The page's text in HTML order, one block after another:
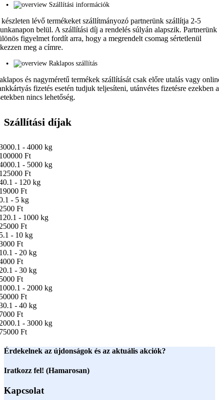
Szállítási információk
lévő termékeket szállítmányozó partnerünk szállítja 2-5
belül. A szállítási díj a rendelés súlyán alapszik. Partnerünk
figyelmet fordít arra, hogy a megrendelt csomag sértetlenül
meg a címre.
Raklapos szállítás
és nagyméretű termékek szállítását csak előre utalás vagy
fizetés esetén tudjuk teljesíteni, utánvétes fizetésre ezekben
nincs lehetőség.
Szállítási díjak
- 4000 kg
Ft
- 5000 kg
Ft
- 120 kg
Ft
- 5 kg
Ft
- 1000 kg
Ft
- 10 kg
Ft
- 20 kg
Ft
- 30 kg
Ft
- 2000 kg
Ft
- 40 kg
Ft
- 3000 kg
Ft
Érdekelnek az újdonságok és az aktuális akciók?
Iratkozz fel! (Hamarosan)
Kapcsolat